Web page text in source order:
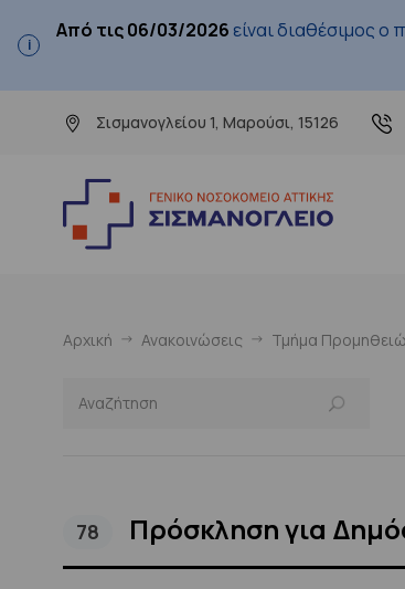
Από τις 06/03/2026 είναι διαθέσιμος ο
Σισμανογλείου 1, Μαρούσι, 15126
Αρχική Ανακοινώσεις Τμήμα
78 Πρόσκληση για